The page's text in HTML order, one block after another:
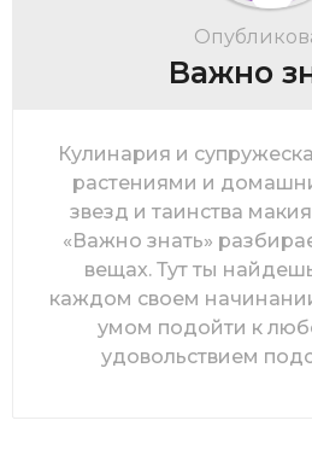
Важно
Кулинария и
растениями и
звезд и таинства
«Важно знать»
вещах. Тут ты
каждом своем
умом подойти к
удовольствием